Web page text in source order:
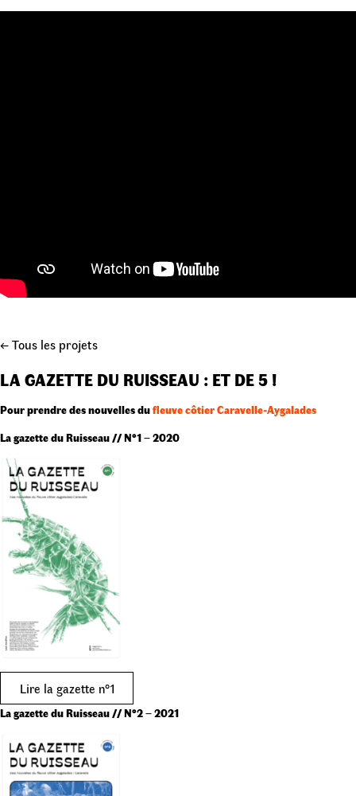
← Tous les projets
LA GAZETTE DU RUISSEAU : ET DE 5 !
Pour prendre des nouvelles dufleuve côtier Caravelle-Aygalades
La gazette du Ruisseau // N°1–2020
Lire la gazette n°1
La gazette du Ruisseau // N°2–2021